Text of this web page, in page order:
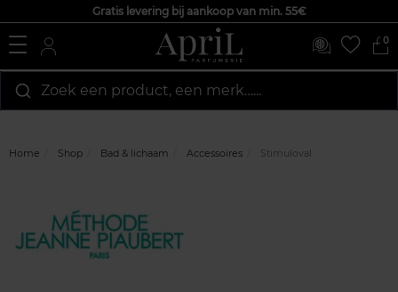
Gratis levering bij aankoop van min. 55€
0
Zoek een product, een merk…...
Home Shop Bad & lichaam Accessoires Stimuloval